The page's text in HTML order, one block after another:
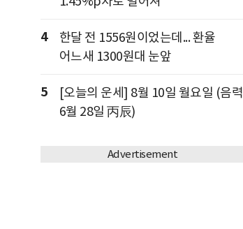
4
한달 전 1556원이었는데... 환율
어느새 1300원대 눈앞
5
[오늘의 운세] 8월 10일 월요일 (음력
6월 28일 丙辰)